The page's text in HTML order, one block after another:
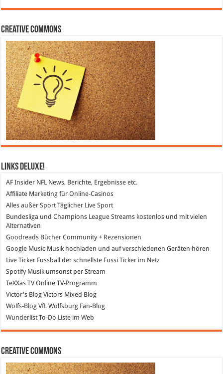
Creative Commons
Links DeLuXe!
AF Insider NFL News, Berichte, Ergebnisse etc.
Affiliate Marketing für Online-Casinos
Alles außer SportTäglicher Live Sport
Bundesliga und Champions League Streams kostenlos und mit vielen
Alternativen
Goodreads Bücher Community + Rezensionen
Google Music Musik hochladen und auf verschiedenen Geräten hören
Live Ticker Fussball
der schnellste Fussi Ticker im Netz
SpotifyMusik umsonst per Stream
TeXXas TVOnline TV-Programm
Victor's Blog Victors Mixed Blog
Wolfs-Blog VfL Wolfsburg Fan-Blog
WunderlistTo-Do Liste im Web
Creative Commons